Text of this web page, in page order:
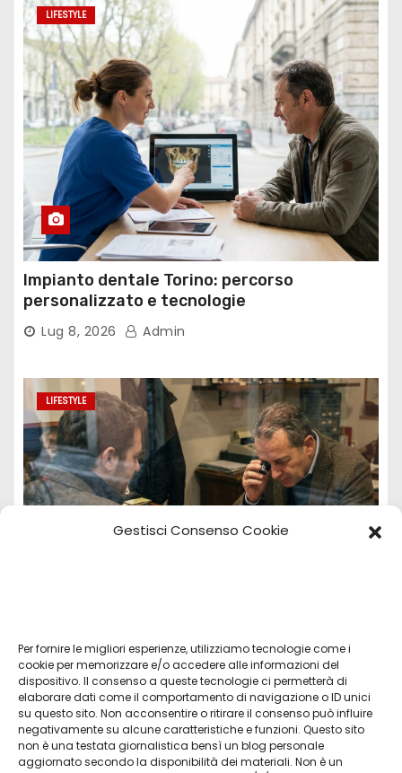
Gestisci Consenso Cookie
Per fornire le migliori esperienze, utilizziamo tecnologie come i
cookie per memorizzare e/o accedere alle informazioni del
dispositivo. Il consenso a queste tecnologie ci permetterà di
elaborare dati come il comportamento di navigazione o ID unici
su questo sito. Non acconsentire o ritirare il consenso può influire
negativamente su alcune caratteristiche e funzioni. Questo sito
non è una testata giornalistica bensì un blog personale
aggiornato secondo la disponibilità dei materiali. Non è un
LIFESTYLE
Impianto dentale Torino: percorso
personalizzato e tecnologie
Lug 8, 2026 Admin
LIFESTYLE
Vendita Tudor Bologna: guida ai migliori
modelli usati
Lug 8, 2026 Admin